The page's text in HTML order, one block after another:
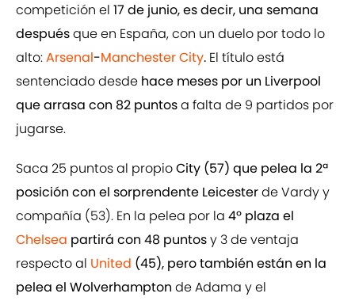
competición el 17 de junio, es decir, una semana
despuésque en España, con un duelo por todo lo
alto:Arsenal-Manchester City. El título está
sentenciado desde hace meses por un Liverpool
que arrasa con 82 puntosa falta de 9 partidos por
jugarse.
Saca 25 puntos al propioCity (57) que pelea la 2ª
posición con el sorprendente Leicesterde Vardy y
compañía (53). En la pelea por la 4º plaza el
Chelsea partirá con 48 puntosy 3 de ventaja
respecto al United (45), pero también están en la
pelea el Wolverhampton de Adama y el